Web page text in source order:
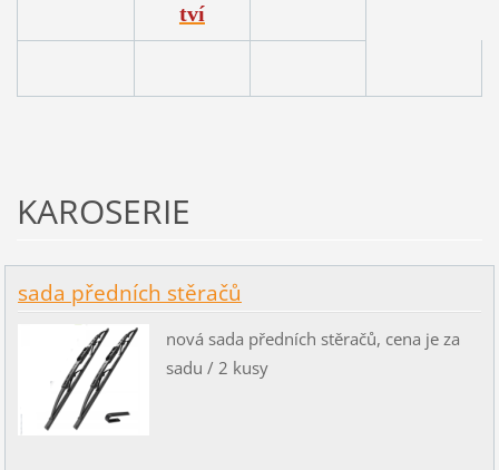
tví
KAROSERIE
sada předních stěračů
nová sada předních stěračů, cena je za
sadu / 2 kusy